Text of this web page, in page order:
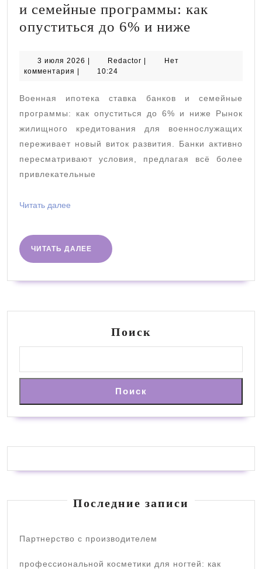
и семейные программы: как
опуститься до 6% и ниже
семейные
как
3 июля 2026 3
июля
| Redactor Redactor
|
Нет
комментария | 10:24
Военная ипотека ставка банков и семейные
программы: как опуститься до 6% и ниже Рынок
жилищного кредитования для военнослужащих
переживает новый виток развития. Банки активно
пересматривают условия, предлагая всё более
привлекательные
Читать далее
ЧИТАТЬ ДАЛЕЕ
ЧИТАТЬ
ДАЛЕЕ
Поиск
Поиск
Последние записи
Партнерство с производителем
профессиональной косметики для ногтей: как